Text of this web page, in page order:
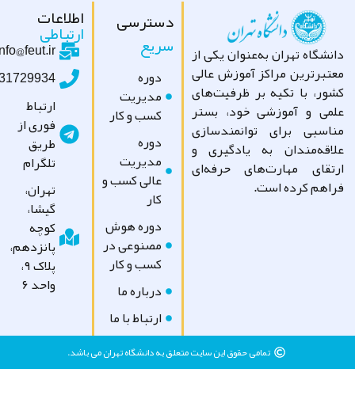
تهران به‌عنوان یکی از
مراکز آموزش عالی
با تکیه بر ظرفیت‌های
و آموزشی خود، بستر
برای توانمندسازی
به یادگیری و
مهارت‌های حرفه‌ای
کرده است.
دسترسی
سریع
مدیریت
کسب و کار
مدیریت
عالی کسب و
دوره هوش
مصنوعی در
کسب و کار
درباره ما
ارتباط با ما
اطلاعات
ارتباطی
info@feut.ir
09031729934
ارتباط
فوری از
طریق
تلگرام
تهران،
گیشا،
کوچه
پانزدهم،
پلاک ۹،
واحد ۶
تمامی حقوق این سایت متعلق به دانشگاه تهران می باشد.